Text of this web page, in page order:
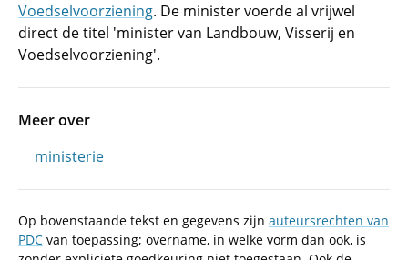
Voedselvoorziening. De minister voerde al vrijwel
direct de titel 'minister van Landbouw, Visserij en
Voedselvoorziening'.
Meer over
ministerie
Op bovenstaande tekst en gegevens zijn auteursrechten van
PDC van toepassing; overname, in welke vorm dan ook, is